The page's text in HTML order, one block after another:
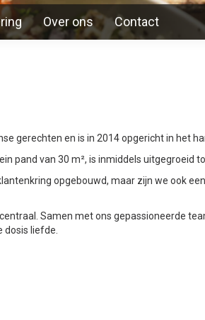
Over ons Contact
gerechten en is in 2014 opgericht in het
pand van 30 m², is inmiddels uitgegroeid
opgebouwd, maar zijn we ook
Samen met ons gepassioneerde
dosis liefde.